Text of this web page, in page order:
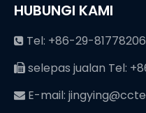
HUBUNGI KAMI
 Tel: +86-29-
 selepas jualan Tel:
 E-mail: